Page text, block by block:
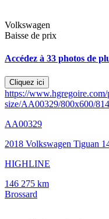
Volkswagen
Baisse de prix
Accédez à 33 photos de
Cliquez ici
https://
size/AA00329/800x600/
AA00329
2018 Volkswagen Tiguan
HIGHLINE
146 275 km
Brossard